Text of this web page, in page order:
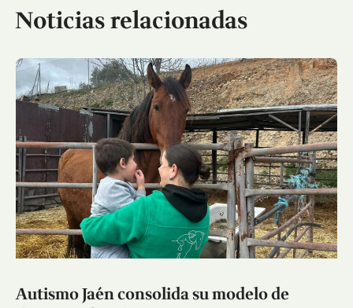
Noticias relacionadas
Autismo Jaén consolida su modelo de